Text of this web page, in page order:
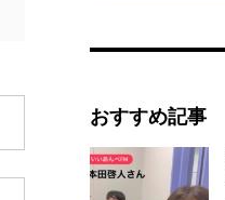
おすすめ記事